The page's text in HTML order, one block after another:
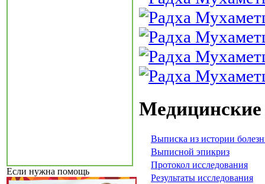
Если нужна помощь
Выписка из истории
Выписной эпикриз
Протокол исследования
Результаты исследования